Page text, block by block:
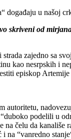
događaju u našoj
skriveni od
zajedno sa
kao nesrpskih i
episkop
podelili u
na čelu da
i na “vanredno